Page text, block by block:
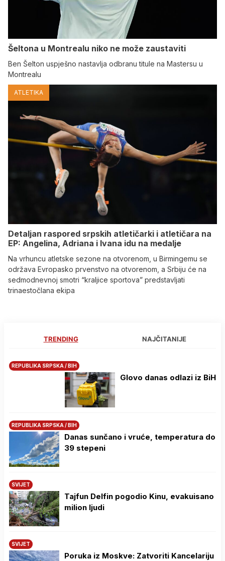
Šeltona u Montrealu niko ne može zaustaviti
Ben Šelton uspješno nastavlja odbranu titule na Mastersu u
Montrealu
ATLETIKA
Detaljan raspored srpskih atletičarki i atletičara na
EP: Angelina, Adriana i Ivana idu na medalje
Na vrhuncu atletske sezone na otvorenom, u Birmingemu se
održava Evropasko prvenstvo na otvorenom, a Srbiju će na
sedmodnevnoj smotri “kraljice sportova” predstavljati
trinaestočlana ekipa
TRENDING NAJČITANIJE
REPUBLIKA SRPSKA / BIH
Glovo danas odlazi iz BiH
REPUBLIKA SRPSKA / BIH
Danas sunčano i vruće, temperatura do
39 stepeni
SVIJET
Tajfun Delfin pogodio Kinu, evakuisano
milion ljudi
SVIJET
Poruka iz Moskve: Zatvoriti Kancelariju